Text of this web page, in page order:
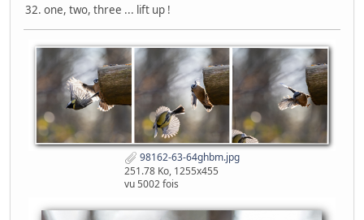
32. one, two, three ... lift up !
98162-63-64ghbm.jpg
251.78 Ko, 1255x455
vu 5002 fois